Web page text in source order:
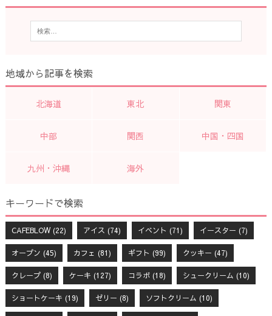
地域から記事を検索
北海道 東北 関東
中部 関西 中国・四国
九州・沖縄 海外
キーワードで検索
CAFEBLOW(22) アイス (74) イベント (71) イースター (7)
オープン (45) カフェ (81) ギフト (99) クッキー (47)
クレープ(8) ケーキ (127) コラボ(18) シュークリーム (10)
ショートケーキ (19) ゼリー (8) ソフトクリーム (10)